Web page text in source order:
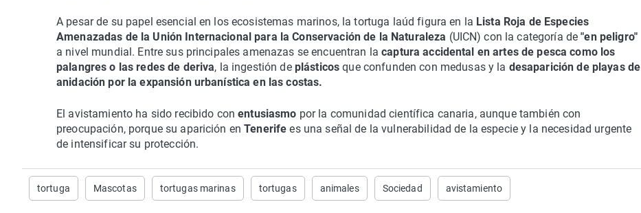
A pesar de su papel esencial en los ecosistemas marinos, la tortuga laúd figura en la Lista Roja de Especies
Amenazadas de la Unión Internacional para la Conservación de la Naturaleza (UICN) con la categoría de "en peligro"
a nivel mundial. Entre sus principales amenazas se encuentran lacaptura accidental en artes de pesca como los
palangres o las redes de deriva, la ingestión de plásticosque confunden con medusas y la desaparición de playas de
anidación por la expansión urbanística en las costas.
El avistamiento ha sido recibido conentusiasmo por la comunidad científica canaria, aunque también con
preocupación, porque su aparición enTenerifees una señal de la vulnerabilidad de la especie y la necesidad urgente
de intensificar su protección.
tortuga Mascotas tortugas marinas tortugas animales Sociedad avistamiento